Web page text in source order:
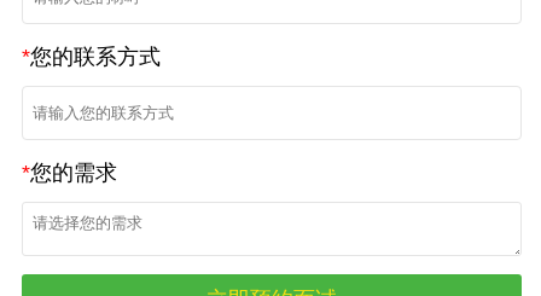
*您的联系方式
*您的需求